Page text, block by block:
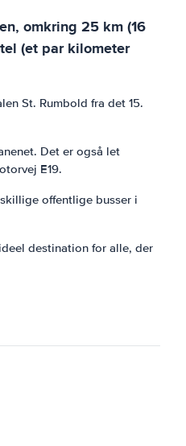
omkring 25 km (16
(et par kilometer
St. Rumbold fra det 15.
Det er også let
E19.
offentlige busser i
destination for alle, der